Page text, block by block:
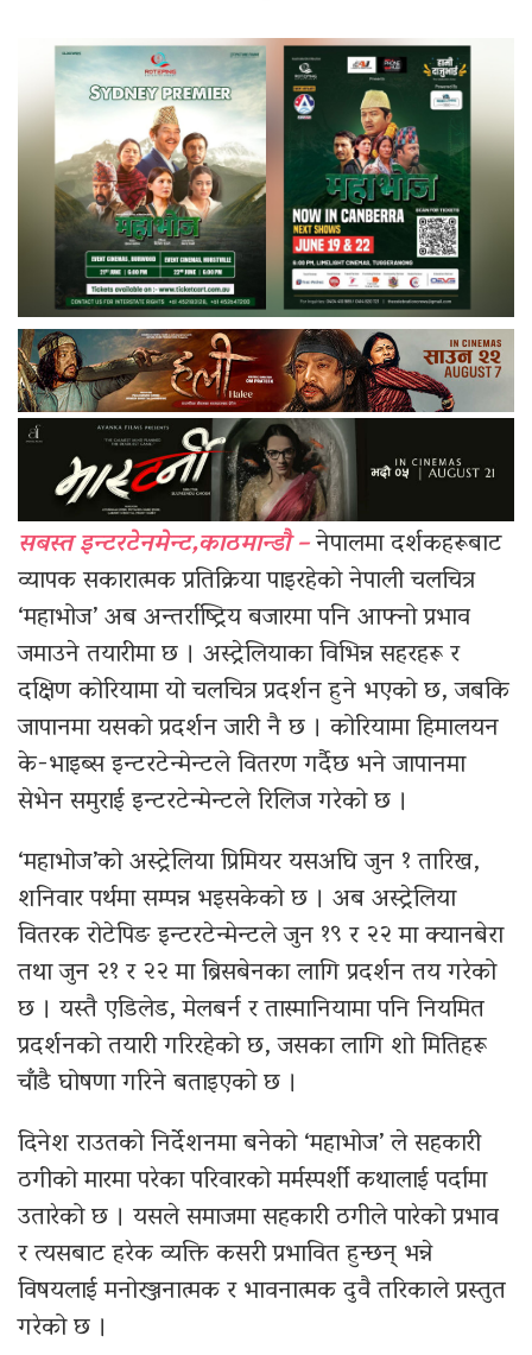
सबस्त इन्टरटेनमेन्ट,काठमान्डौ –नेपालमा दर्शकहरूबाट
व्यापक सकारात्मक प्रतिक्रिया पाइरहेको नेपाली चलचित्र
‘महाभोज’ अब अन्तर्राष्ट्रिय बजारमा पनि आफ्नो प्रभाव
जमाउने तयारीमा छ । अस्ट्रेलियाका विभिन्न सहरहरू र
दक्षिण कोरियामा यो चलचित्र प्रदर्शन हुने भएको छ, जबकि
जापानमा यसको प्रदर्शन जारी नै छ । कोरियामा हिमालयन
के-भाइब्स इन्टरटेन्मेन्टले वितरण गर्दैछ भने जापानमा
सेभेन समुराई इन्टरटेन्मेन्टले रिलिज गरेको छ ।
‘महाभोज’को अस्ट्रेलिया प्रिमियर यसअघि जुन १ तारिख,
शनिवार पर्थमा सम्पन्न भइसकेको छ । अब अस्ट्रेलिया
वितरक रोटेपिङ इन्टरटेन्मेन्टले जुन १९ र २२ मा क्यानबेरा
तथा जुन २१ र २२ मा ब्रिसबेनका लागि प्रदर्शन तय गरेको
छ । यस्तै एडिलेड, मेलबर्न र तास्मानियामा पनि नियमित
प्रदर्शनको तयारी गरिरहेको छ, जसका लागि शो मितिहरू
चाँडै घोषणा गरिने बताइएको छ ।
दिनेश राउतको निर्देशनमा बनेको ‘महाभोज’ ले सहकारी
ठगीको मारमा परेका परिवारको मर्मस्पर्शी कथालाई पर्दामा
उतारेको छ । यसले समाजमा सहकारी ठगीले पारेको प्रभाव
र त्यसबाट हरेक व्यक्ति कसरी प्रभावित हुन्छन् भन्ने
विषयलाई मनोरञ्जनात्मक र भावनात्मक दुवै तरिकाले प्रस्तुत
गरेको छ ।